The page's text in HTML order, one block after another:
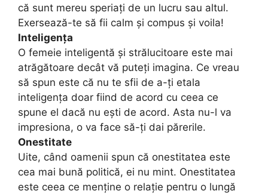
că sunt mereu speriați de un lucru sau altul.
Exersează-te să fii calm și compus și voila!
Inteligența
O femeie inteligentă și strălucitoare este mai
atrăgătoare decât vă puteți imagina. Ce vreau
să spun este că nu te sfii de a-ți etala
inteligența doar fiind de acord cu ceea ce
spune el dacă nu ești de acord. Asta nu-l va
impresiona, o va face să-ți dai părerile.
Onestitate
Uite, când oamenii spun că onestitatea este
cea mai bună politică, ei nu mint. Onestitatea
este ceea ce menține o relație pentru o lungă